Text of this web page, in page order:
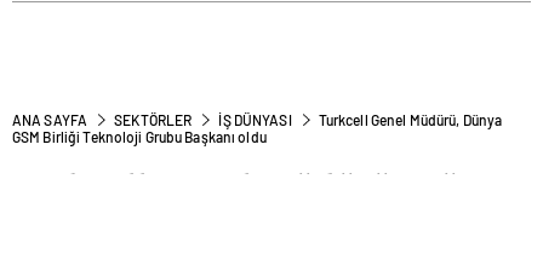
ANA SAYFA SEKTÖRLER İŞ DÜNYASI
Turkcell Genel Müdürü, Dünya
GSM Birliği Teknoloji Grubu Başkanı oldu
Turkcell Genel Müdürü, Dünya